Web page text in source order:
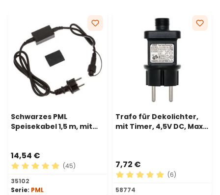
Schwarzes PML
Speisekabel 1,5 m, mit
14,54 €
Durchschnittliche Bewertung von 4.89 von 5 Sternen
(45)
35102
Serie: PML
Trafo für Dekolichter,
mit Timer, 4,5V DC, Max 6
7,72 €
Durchschnittliche
(6)
58774